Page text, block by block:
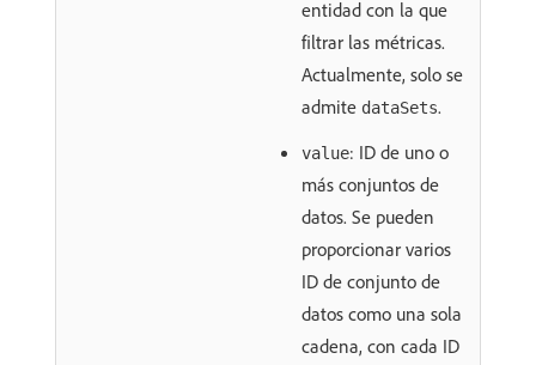
entidad con la que
filtrar las métricas.
Actualmente, solo se
admite dataSets.
value: ID de uno o
más conjuntos de
datos. Se pueden
proporcionar varios
ID de conjunto de
datos como una sola
cadena, con cada ID